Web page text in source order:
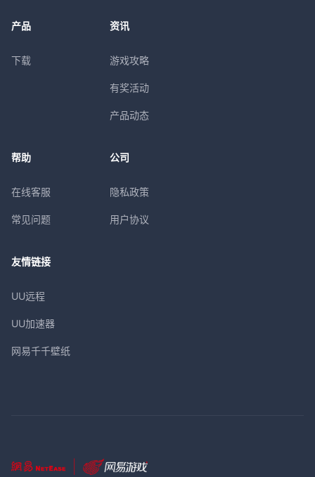
产品
下载
资讯
游戏攻略
有奖活动
产品动态
帮助
在线客服
常见问题
公司
隐私政策
用户协议
友情链接
UU远程
UU加速器
网易千千壁纸